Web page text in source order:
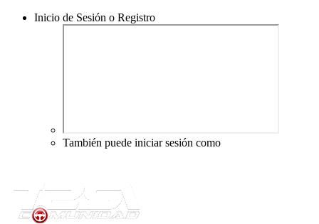
Inicio de Sesión o Registro
También puede iniciar sesión como